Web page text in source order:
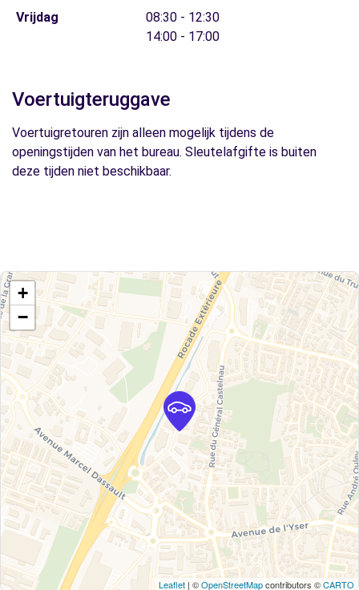
Vrijdag
08:30 - 12:30
14:00 - 17:00
Voertuigteruggave
Voertuigretouren zijn alleen mogelijk tijdens de
openingstijden van het bureau. Sleutelafgifte is buiten
deze tijden niet beschikbaar.
+
−
Leaflet | ©OpenStreetMapcontributors ©CARTO